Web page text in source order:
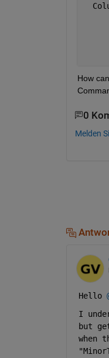
How
0
Melden
Hello
I
but
when